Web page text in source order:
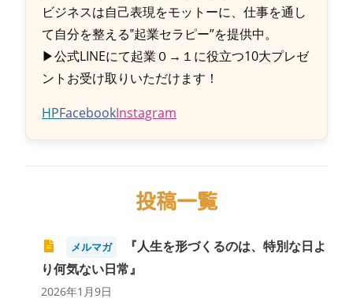
ビジネスは自己表現をモットーに、仕事を通し
て自分を整える‟起業セラピー”を提供中。
▶公式LINEにて起業０→１に役立つ10大プレゼ
ントお受け取りいただけます！
HPFacebookInstagram
投稿一覧
メルマガ
『人生を形づくるのは、特別な日よ
り何気ない日常』
2026年1月9日